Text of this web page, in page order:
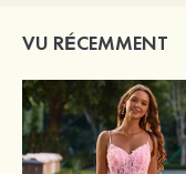
VU RÉCEMMENT